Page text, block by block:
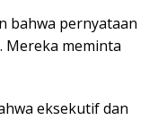
bahwa pernyataan
Mereka meminta
eksekutif dan